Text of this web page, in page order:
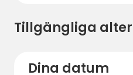
generös 100 m² eller
m² bostadsyta + 24
Totalt erbjuder
Tillgängliga
Dina datum